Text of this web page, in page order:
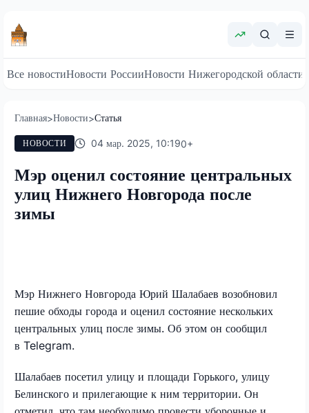
Все новостиНовости РоссииНовости Нижегородской области
Главная>Новости>Статья
НОВОСТИ 04 мар. 2025, 10:190+
Мэр оценил состояние центральных
улиц Нижнего Новгорода после
зимы
Мэр Нижнего Новгорода Юрий Шалабаев возобновил
пешие обходы города и оценил состояние нескольких
центральных улиц после зимы. Об этом он сообщил
в Telegram.
Шалабаев посетил улицу и площади Горького, улицу
Белинского и прилегающие к ним территории. Он